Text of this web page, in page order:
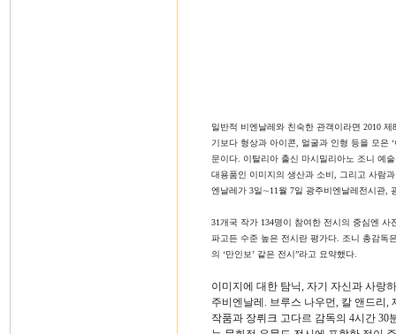
일반적 비엔날레와 친숙한 관객이라면 2010 제
기보다 형상과 아이콘, 얼굴과 인형 등을 모은
문이다. 이탈리아 출신 마시밀리아노 조니 예술
대용품인 이미지의 생산과 소비, 그리고 사람
엔날레가 3일∼11월 7일 광주비엔날레전시관,
31개국 작가 134명이 참여한 전시의 중심엔 사
파고든 수준 높은 전시란 평가다. 조니 총감독
의 ‘만인보’ 같은 전시”라고 요약했다.
이미지에 대한 탐닉, 자기 자신과 사랑
주비엔날레. 브루스 나우먼, 칼 앤드리,
작품과 장뤼크 고다르 감독의 4시간